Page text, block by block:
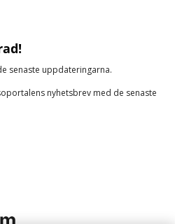
senaste uppdateringarna.
nyhetsbrev med de senaste